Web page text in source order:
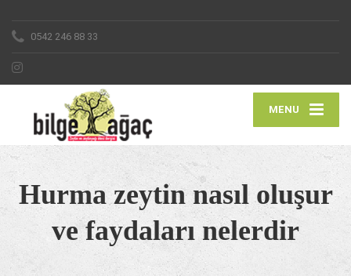
0542 246 88 33
MENU
Hurma zeytin nasıl oluşur
ve faydaları nelerdir